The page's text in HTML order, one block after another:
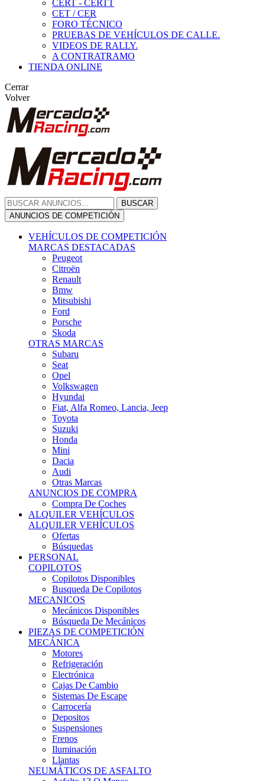
CERT - CERTT
CET / CER
FORO TÉCNICO
PRUEBAS DE VEHÍCULOS DE CALLE.
VIDEOS DE RALLY.
A CONTRATRAMO
TIENDA ONLINE
Cerrar
Volver
BUSCAR
ANUNCIOS DE COMPETICIÓN
VEHÍCULOS DE COMPETICIÓN
MARCAS DESTACADAS
Peugeot
Citroën
Renault
Bmw
Mitsubishi
Ford
Porsche
Skoda
OTRAS MARCAS
Subaru
Seat
Opel
Volkswagen
Hyundai
Fiat, Alfa Romeo, Lancia, Jeep
Toyota
Suzuki
Honda
Mini
Dacia
Audi
Otras Marcas
ANUNCIOS DE COMPRA
Compra De Coches
ALQUILER VEHÍCULOS
ALQUILER VEHÍCULOS
Ofertas
Búsquedas
PERSONAL
COPILOTOS
Copilotos Disponibles
Busqueda De Copilotos
MECANICOS
Mecánicos Disponibles
Búsqueda De Mecánicos
PIEZAS DE COMPETICIÓN
MECÁNICA
Motores
Refrigeración
Electrónica
Cajas De Cambio
Sistemas De Escape
Carrocería
Depositos
Suspensiones
Frenos
Iluminación
Llantas
NEUMÁTICOS DE ASFALTO